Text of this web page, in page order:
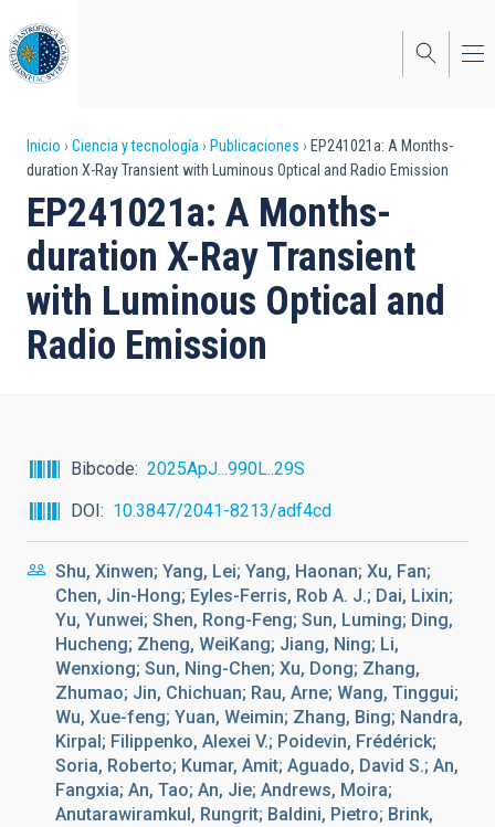
al
contenido
principal
Sobrescribir
enlaces
de
ayuda
a
la
Inicio Ciencia y tecnología Publicaciones
EP241021a: A Months-
duration X-Ray Transient with Luminous Optical and Radio Emission
EP241021a: A Months-
duration X-Ray Transient
with Luminous Optical and
Radio Emission
Bibcode
2025ApJ...990L..29S
DOI
10.3847/2041-8213/adf4cd
Shu, Xinwen; Yang, Lei; Yang, Haonan; Xu, Fan;
Chen, Jin-Hong; Eyles-Ferris, Rob A. J.; Dai, Lixin;
Yu, Yunwei; Shen, Rong-Feng; Sun, Luming; Ding,
Hucheng; Zheng, WeiKang; Jiang, Ning; Li,
Wenxiong; Sun, Ning-Chen; Xu, Dong; Zhang,
Zhumao; Jin, Chichuan; Rau, Arne; Wang, Tinggui;
Wu, Xue-feng; Yuan, Weimin; Zhang, Bing; Nandra,
Kirpal; Filippenko, Alexei V.; Poidevin, Frédérick;
Soria, Roberto; Kumar, Amit; Aguado, David S.; An,
Fangxia; An, Tao; An, Jie; Andrews, Moira;
Anutarawiramkul, Rungrit; Baldini, Pietro; Brink,